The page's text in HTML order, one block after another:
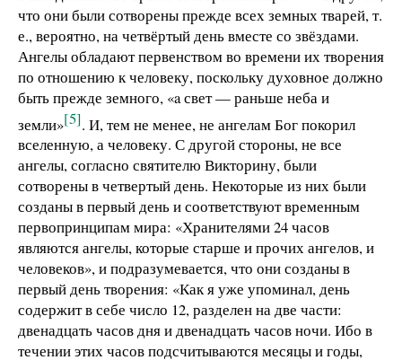
что они были сотворены прежде всех земных тварей, т.
е., вероятно, на четвёртый день вместе со звёздами.
Ангелы обладают первенством во времени их творения
по отношению к человеку, поскольку духовное должно
быть прежде земного, «a свет — раньше неба и
земли»[5]. И, тем не менее, не ангелам Бог покорил
вселенную, а человеку. С другой стороны, не все
ангелы, согласно святителю Викторину, были
сотворены в четвертый день. Некоторые из них были
созданы в первый день и соответствуют временным
первопринципам мира: «Хранителями 24 часов
являются ангелы, которые старше и прочих ангелов, и
человеков», и подразумевается, что они созданы в
первый день творения: «Как я уже упоминал, день
содержит в себе число 12, разделен на две части:
двенадцать часов дня и двенадцать часов ночи. Ибо в
течении этих часов подсчитываются месяцы и годы,